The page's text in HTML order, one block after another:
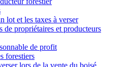
lot et les taxes à verser
de propriétaires et producteurs
de profit
forestiers
lors de la vente du boisé